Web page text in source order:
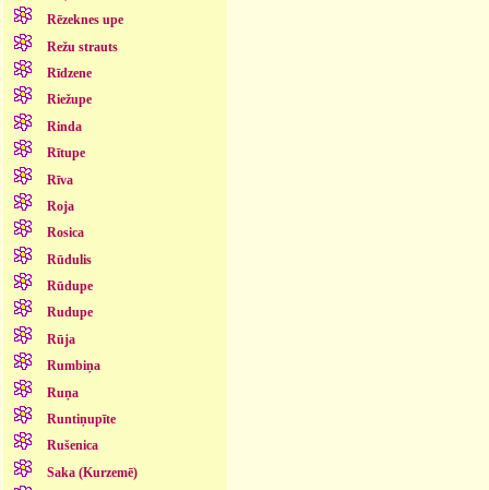
Rēzeknes upe
Režu strauts
Rīdzene
Riežupe
Rinda
Rītupe
Rīva
Roja
Rosica
Rūdulis
Rūdupe
Rudupe
Rūja
Rumbiņa
Ruņa
Runtiņupīte
Rušenica
Saka (Kurzemē)